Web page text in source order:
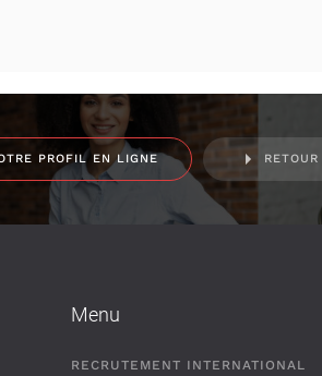
PROFIL EN LIGNE
Menu
RECRUTEMENT INTERNATIONAL